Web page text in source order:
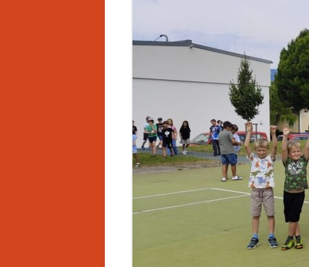
AUSBILDUNG
BEWERBE